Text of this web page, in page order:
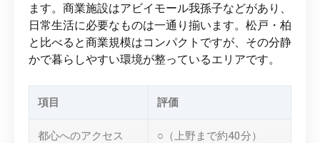
ます。商業施設はアビイモール我孫子などがあり、
日常生活に必要なものは一通り揃います。松戸・柏
と比べると商業規模はコンパクトですが、その分静
かで暮らしやすい環境が整っているエリアです。
項目 評価
都心へのアクセス ○（上野まで約40分）